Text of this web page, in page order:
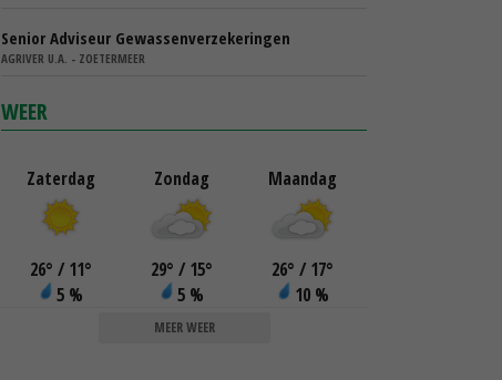
Senior Adviseur Gewassenverzekeringen
AGRIVER U.A. - ZOETERMEER
WEER
Zaterdag
26° / 11°
5 %
Zondag
29° / 15°
5 %
Maandag
26° / 17°
10 %
MEER WEER